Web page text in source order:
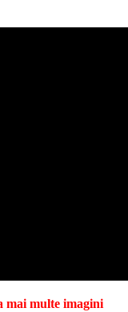
mai multe imagini